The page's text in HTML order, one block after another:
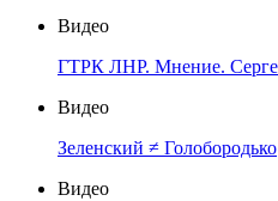
Видео
ГТРК ЛНР. Мнение.
Видео
Зеленский ≠ Голобородько
Видео